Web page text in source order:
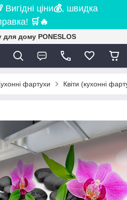
Вигідні ціни💰, швидка
🛒 🔥
для дому PONESLOS
фартухи Квіти (кухонні